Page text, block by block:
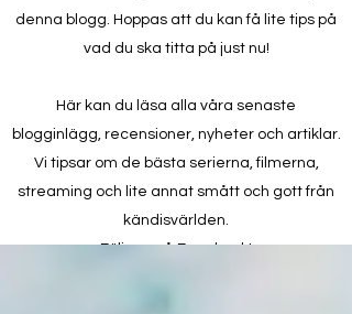
denna blogg. Hoppas att du kan få lite tips på
vad du ska titta på just nu!
Här kan du läsa alla våra senaste
blogginlägg, recensioner, nyheter och artiklar.
Vi tipsar om de bästa serierna, filmerna,
streaming och lite annat smått och gott från
kändisvärlden.
Följ oss på Facebook!